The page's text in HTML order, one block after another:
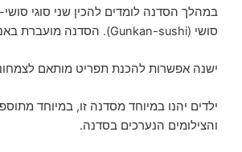
במהלך הסדנה לומדים להכין שני סוגי סושי-
סושי (Gunkan-sushi). הסדנה מועברת באנגלית.
ישנה אפשרות להכנת תפריט מותאם
ילדים יהנו במיוחד מסדנה זו, במיוחד
והצילומים הנערכים בסדנה.